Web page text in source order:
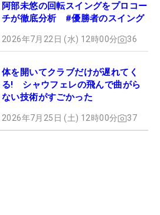
阿部未悠の回転スイングをプロコー
チが徹底分析 #優勝者のスイング
2026年7月22日 (水) 12時00分 36
体を開いてクラブだけが遅れてく
る! シャウフェレの飛んで曲がら
ない技術がすごかった
2026年7月25日 (土) 12時00分 37